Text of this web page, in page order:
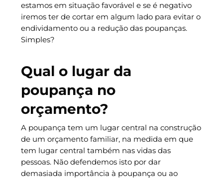
estamos em situação favorável e se é negativo
iremos ter de cortar em algum lado para evitar o
endividamento ou a redução das poupanças.
Simples?
Qual o lugar da
poupança no
orçamento?
A poupança tem um lugar central na construção
de um orçamento familiar, na medida em que
tem lugar central também nas vidas das
pessoas. Não defendemos isto por dar
demasiada importância à poupança ou ao